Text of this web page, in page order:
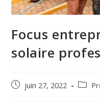
Focus
solaire
Postjuin 27, 2022
Post